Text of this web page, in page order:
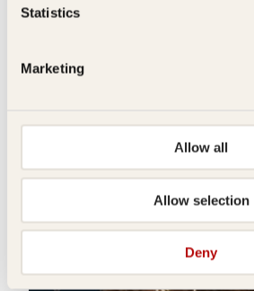
Statistics
Marketing
Allow all
Allow selection
Deny
Ute av tiden
Les mer